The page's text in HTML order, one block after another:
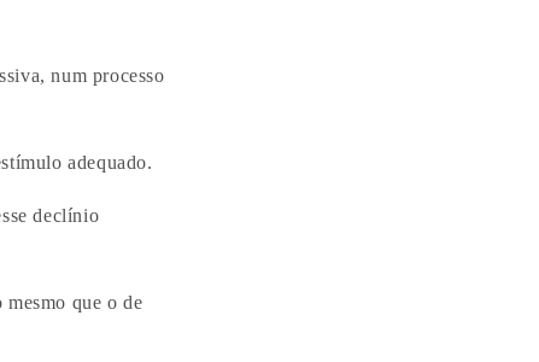
num processo
adequado.
declínio
que o de